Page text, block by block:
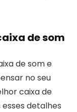
de som
de som e
no seu
caixa de
detalhes